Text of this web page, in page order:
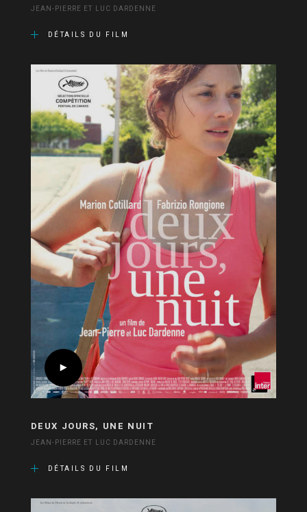
JEAN-PIERRE ET LUC DARDENNE
DÉTAILS DU FILM
DEUX JOURS, UNE NUIT
JEAN-PIERRE ET LUC DARDENNE
DÉTAILS DU FILM